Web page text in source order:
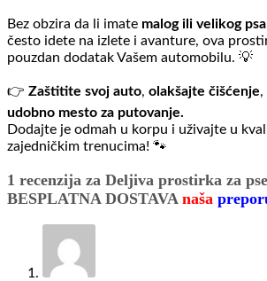
Bez obzira da li imate malog ili velikog psa
često idete na izlete i avanture, ova
pouzdan dodatak Vašem automobilu. 💡
👉 Zaštitite svoj auto, olakšajte čišćenje,
udobno mesto za putovanje.
Dodajte je odmah u korpu i uživajte u
zajedničkim trenucima! 🐾
1 recenzija za Deljiva prostirka za
BESPLATNA DOSTAVA naša